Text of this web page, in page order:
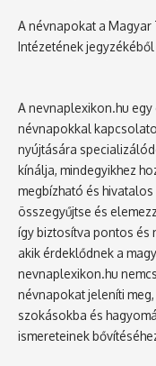
A névnapokat a
Intézetének
A nevnaplexikon.hu
névnapokkal
nyújtására
kínálja, mindegyikhez
megbízható és
összegyűjtse és
így biztosítva pontos és
akik érdeklődnek a
nevnaplexikon.hu
névnapokat jeleníti
szokásokba és
ismereteinek